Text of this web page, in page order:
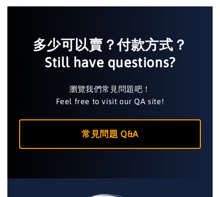
多少可以賣？付款方式？
Still have questions?
瀏覽我們常見問題吧！
Feel free to visit our QA site!
常見問題 Q&A